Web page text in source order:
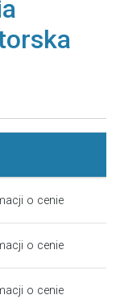
o cenie
o cenie
o cenie